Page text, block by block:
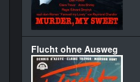
Flucht ohne Ausweg